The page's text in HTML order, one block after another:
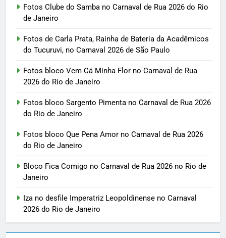
Fotos Clube do Samba no Carnaval de Rua 2026 do Rio
de Janeiro
Fotos de Carla Prata, Rainha de Bateria da Acadêmicos
do Tucuruvi, no Carnaval 2026 de São Paulo
Fotos bloco Vem Cá Minha Flor no Carnaval de Rua
2026 do Rio de Janeiro
Fotos bloco Sargento Pimenta no Carnaval de Rua 2026
do Rio de Janeiro
Fotos bloco Que Pena Amor no Carnaval de Rua 2026
do Rio de Janeiro
Bloco Fica Comigo no Carnaval de Rua 2026 no Rio de
Janeiro
Iza no desfile Imperatriz Leopoldinense no Carnaval
2026 do Rio de Janeiro